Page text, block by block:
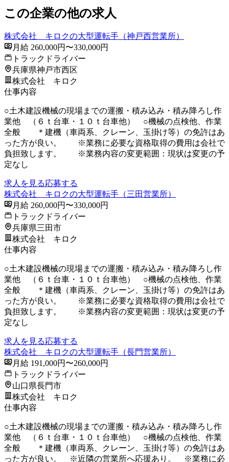
この企業の他の求人
株式会社 キロクの大型運転手（神戸西営業所）
月給 260,000円〜330,000円
トラックドライバー
兵庫県神戸市西区
株式会社 キロク
仕事内容
○土木建設機械の現場までの運搬・積み込み・積み降ろし作
業他 （６ｔ台車・１０ｔ台車他） ○機械の点検他、作業
全般 ＊建機（車両系、クレーン、玉掛け等）の免許はあ
った方が良い。 ※業務に必要な資格取得の費用は会社で
負担致します。 ※業務内容の変更範囲：現状は変更の予
定なし
求人を見る応募する
株式会社 キロクの大型運転手（三田営業所）
月給 260,000円〜330,000円
トラックドライバー
兵庫県三田市
株式会社 キロク
仕事内容
○土木建設機械の現場までの運搬・積み込み・積み降ろし作
業他 （６ｔ台車・１０ｔ台車他） ○機械の点検他、作業
全般 ＊建機（車両系、クレーン、玉掛け等）の免許はあ
った方が良い。 ※業務に必要な資格取得の費用は会社で
負担致します。 ※業務内容の変更範囲：現状は変更の予
定なし
求人を見る応募する
株式会社 キロクの大型運転手（長門営業所）
月給 191,000円〜260,000円
トラックドライバー
山口県長門市
株式会社 キロク
仕事内容
○土木建設機械の現場までの運搬・積み込み・積み降ろし作
業他 （６ｔ台車・１０ｔ台車他） ○機械の点検他、作業
全般 ＊建機（車両系、クレーン、玉掛け等）の免許はあ
った方が良い。 ※近隣の営業所へ応援あり。 ※業務に必